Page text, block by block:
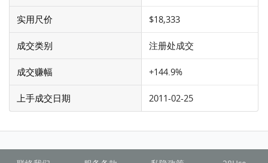
实用尺价 $18,333
成交类别 注册处成交
成交赚幅 +144.9%
上手成交日期 2011-02-25